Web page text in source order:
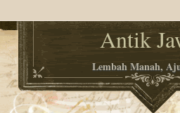
Antik
Lembah Manah,